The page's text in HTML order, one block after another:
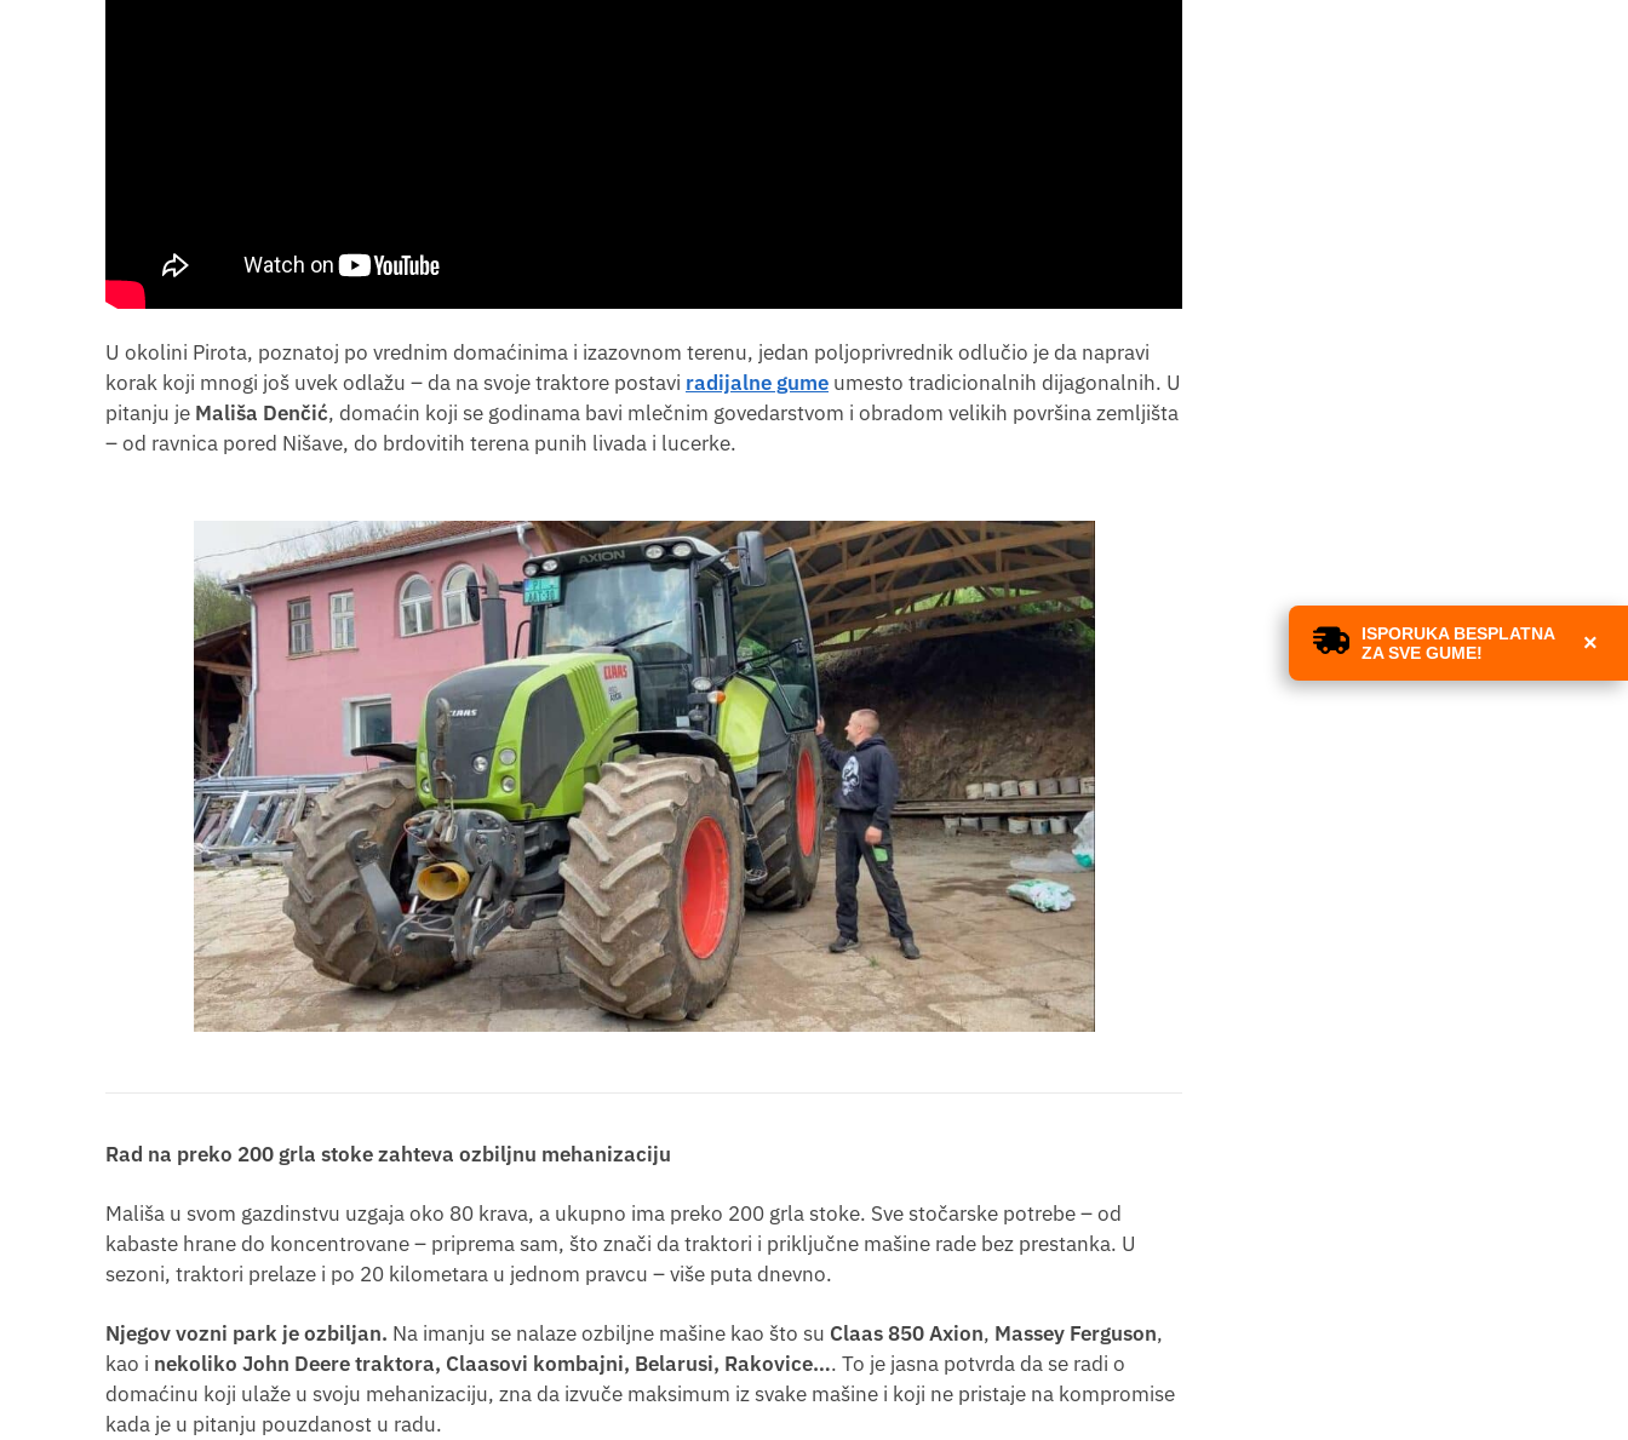
U okolini Pirota, poznatoj po vrednim domaćinima i izazovnom terenu, jedan poljoprivrednik odlučio je da napravi
korak koji mnogi još uvek odlažu – da na svoje traktore postavi radijalne gume umesto tradicionalnih dijagonalnih. U
pitanju je Mališa Denčić, domaćin koji se godinama bavi mlečnim govedarstvom i obradom velikih površina zemljišta
– od ravnica pored Nišave, do brdovitih terena punih livada i lucerke.
Rad na preko 200 grla stoke zahteva ozbiljnu mehanizaciju
Mališa u svom gazdinstvu uzgaja oko 80 krava, a ukupno ima preko 200 grla stoke. Sve stočarske potrebe – od
kabaste hrane do koncentrovane – priprema sam, što znači da traktori i priključne mašine rade bez prestanka. U
sezoni, traktori prelaze i po 20 kilometara u jednom pravcu – više puta dnevno.
Njegov vozni park je ozbiljan. Na imanju se nalaze ozbiljne mašine kao što su Claas 850 Axion, Massey Ferguson,
kao i nekoliko John Deere traktora, Claasovi kombajni, Belarusi, Rakovice…. To je jasna potvrda da se radi o
domaćinu koji ulaže u svoju mehanizaciju, zna da izvuče maksimum iz svake mašine i koji ne pristaje na kompromise
kada je u pitanju pouzdanost u radu.
ISPORUKA BESPLATNA
ZA SVE GUME!
×